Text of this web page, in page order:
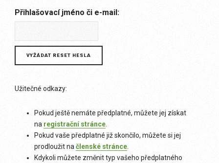
Přihlašovací jméno či e-mail:
Užitečné odkazy:
Pokud ještě nemáte předplatné, můžete jej získat
na registrační stránce
Pokud vaše předplatné již skončilo, můžete si jej
prodloužit na členské stránce
Kdykoli můžete změnit typ vašeho předplatného